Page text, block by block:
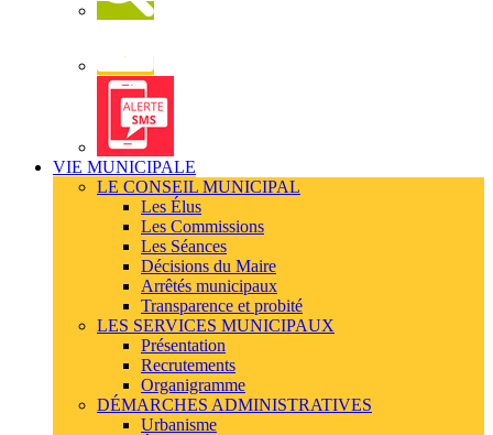
Alerte
SMS
VIE MUNICIPALE
LE CONSEIL MUNICIPAL
Les Élus
Les Commissions
Les Séances
Décisions du Maire
Arrêtés municipaux
Transparence et probité
LES SERVICES MUNICIPAUX
Présentation
Recrutements
Organigramme
DÉMARCHES ADMINISTRATIVES
Urbanisme